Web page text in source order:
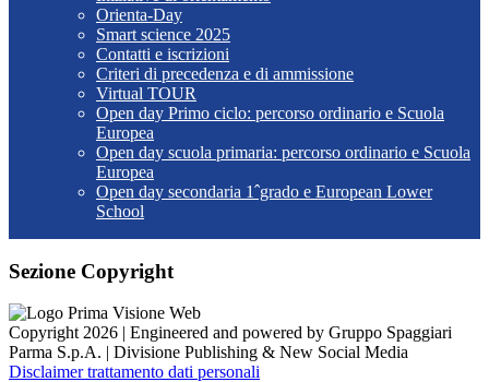
Orienta-Day
Smart science 2025
Contatti e iscrizioni
Criteri di precedenza e di ammissione
Virtual TOUR
Open day Primo ciclo: percorso ordinario e Scuola
Europea
Open day scuola primaria: percorso ordinario e Scuola
Europea
Open day secondaria 1ˆgrado e European Lower
School
Sezione Copyright
Copyright 2026 | Engineered and powered by Gruppo Spaggiari
Parma S.p.A. | Divisione Publishing & New Social Media
Disclaimer trattamento dati personali